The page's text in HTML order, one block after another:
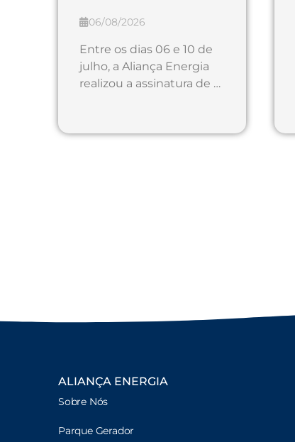
06/08/2026
Entre os dias 06 e 10 de
julho, a Aliança Energia
realizou a assinatura de …
ALIANÇA ENERGIA
Sobre Nós
Parque Gerador